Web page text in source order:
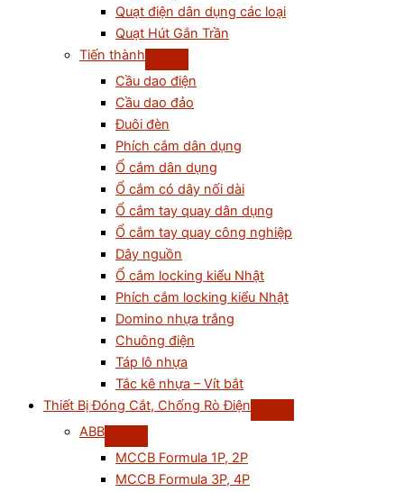
Quạt điện dân dụng các loại
Quạt Hút Gắn Trần
Tiến thành
Cầu dao điện
Cầu dao đảo
Đuôi đèn
Phích cắm dân dụng
Ổ cắm dân dụng
Ổ cắm có dây nối dài
Ổ cắm tay quay dân dụng
Ổ cắm tay quay công nghiệp
Dây nguồn
Ổ cắm locking kiểu Nhật
Phích cắm locking kiểu Nhật
Domino nhựa trắng
Chuông điện
Táp lô nhựa
Tắc kê nhựa – Vít bắt
Thiết Bị Đóng Cắt, Chống Rò Điện
ABB
MCCB Formula 1P, 2P
MCCB Formula 3P, 4P